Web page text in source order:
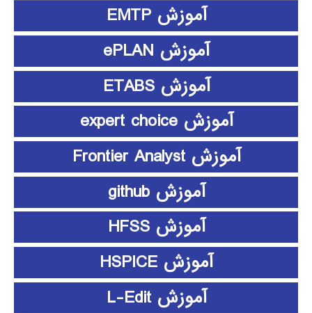
آموزش EMTP
آموزش ePLAN
آموزش ETABS
آموزش expert choice
آموزش Frontier Analyst
آموزش github
آموزش HFSS
آموزش HSPICE
آموزش L-Edit